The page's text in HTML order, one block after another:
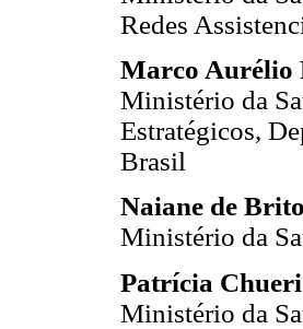
Redes
Marco Aurélio
Ministério da
Estratégicos,
Brasil
Naiane de
Ministério da
Patrícia
Ministério da